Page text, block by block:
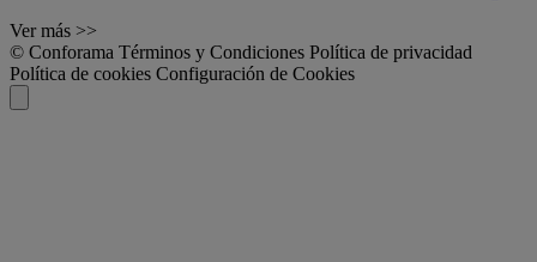
Ver más >>
© Conforama Términos y Condiciones Política de privacidad
Política de cookies Configuración de Cookies